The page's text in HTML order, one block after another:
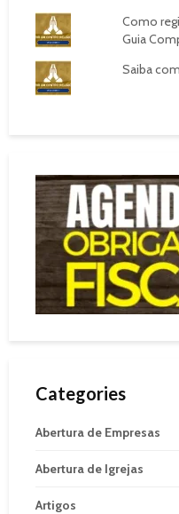
Como
Guia
Saiba
Categories
Abertura de Empresas
Abertura de Igrejas
Artigos